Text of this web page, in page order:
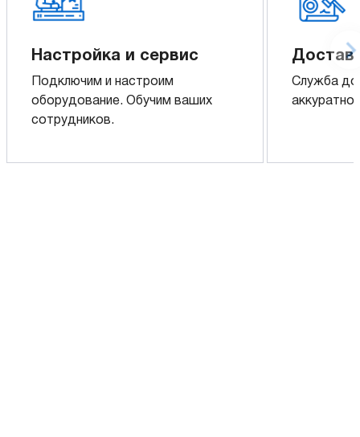
Настройка и сервис
Подключим и настроим
оборудование. Обучим ваших
сотрудников.
Служба
аккуратно